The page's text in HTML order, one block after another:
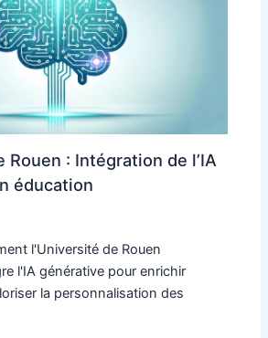
Rouen : Intégration de l’IA
éducation
l'Université de Rouen
l'IA générative pour enrichir
la personnalisation des